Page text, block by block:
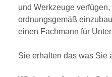
und Werkzeuge
ordnungsgemäß
einen Fachmann für
Sie erhalten das was Sie